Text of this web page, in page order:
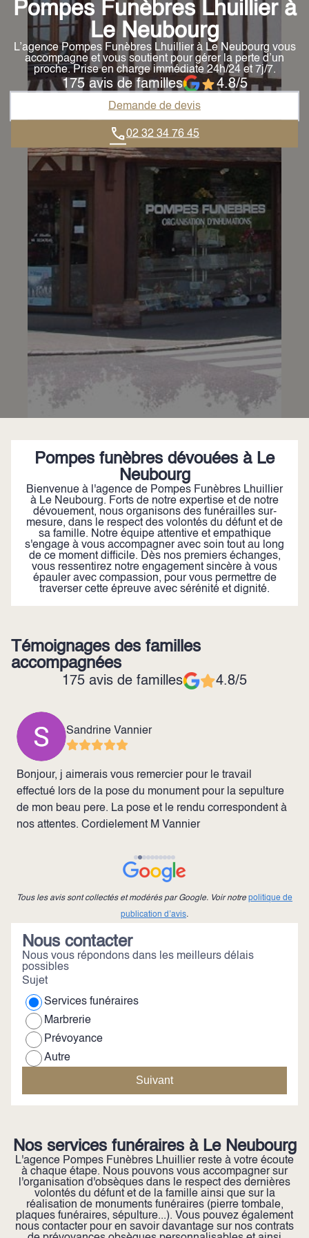
PLAQUES GRANIT
BIJOUX ET EMPREINTES
VENTE DE PLAQUES
Pompes Funèbres Lhuillier à
Le Neubourg
L’agence Pompes Funèbres Lhuillier à Le Neubourg vous
accompagne et vous soutient pour gérer la perte d’un
proche. Prise en charge immédiate 24h/24 et 7j/7.
175 avis de familles 4.8/5
Demande de devis
02 32 34 76 45
Pompes funèbres dévouées à Le
Neubourg
Bienvenue à l'agence de Pompes Funèbres Lhuillier
à Le Neubourg. Forts de notre expertise et de notre
dévouement, nous organisons des funérailles sur-
mesure, dans le respect des volontés du défunt et de
sa famille. Notre équipe attentive et empathique
s'engage à vous accompagner avec soin tout au long
de ce moment difficile. Dès nos premiers échanges,
vous ressentirez notre engagement sincère à vous
épauler avec compassion, pour vous permettre de
traverser cette épreuve avec sérénité et dignité.
Témoignages des familles
accompagnées
175 avis de familles 4.8/5
Sandrine Vannier
Bonjour, j aimerais vous remercier pour le travail
effectué lors de la pose du monument pour la sepulture
de mon beau pere. La pose et le rendu correspondent à
nos attentes. Cordielement M Vannier
Tous les avis sont collectés et modérés par Google. Voir notre politique de
publication d’avis.
Nous contacter
Nous vous répondons dans les meilleurs délais
possibles
Sujet
Services funéraires
Marbrerie
Prévoyance
Autre
Suivant
Nos services funéraires à Le Neubourg
L'agence Pompes Funèbres Lhuillier reste à votre écoute
à chaque étape. Nous pouvons vous accompagner sur
l'organisation d'obsèques dans le respect des dernières
volontés du défunt et de la famille ainsi que sur la
réalisation de monuments funéraires (pierre tombale,
plaques funéraires, sépulture...). Vous pouvez également
nous contacter pour en savoir davantage sur nos contrats